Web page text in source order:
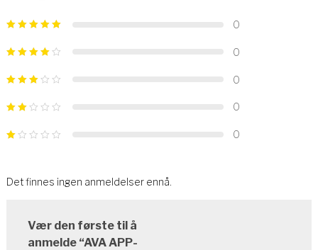
0
0
0
0
0
Det finnes ingen anmeldelser ennå.
Vær den første til å
anmelde “AVA APP-